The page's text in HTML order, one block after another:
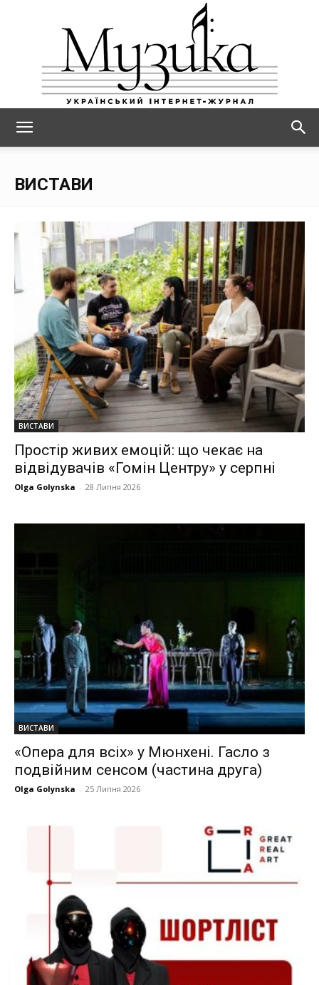
ВИСТАВИ
ВИСТАВИ
Простір живих емоцій: що чекає на
відвідувачів «Гомін Центру» у серпні
Olga Golynska - 28 Липня 2026
ВИСТАВИ
«Опера для всіх» у Мюнхені. Гасло з
подвійним сенсом (частина друга)
Olga Golynska - 25 Липня 2026